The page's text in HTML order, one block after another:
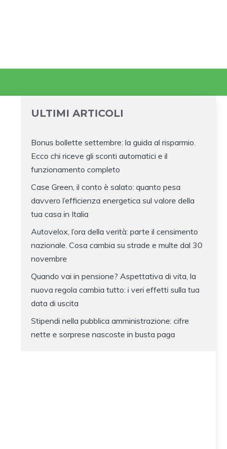
ULTIMI ARTICOLI
Bonus bollette settembre: la guida al risparmio.
Ecco chi riceve gli sconti automatici e il
funzionamento completo
Case Green, il conto è salato: quanto pesa
davvero l’efficienza energetica sul valore della
tua casa in Italia
Autovelox, l’ora della verità: parte il censimento
nazionale. Cosa cambia su strade e multe dal 30
novembre
Quando vai in pensione? Aspettativa di vita, la
nuova regola cambia tutto: i veri effetti sulla tua
data di uscita
Stipendi nella pubblica amministrazione: cifre
nette e sorprese nascoste in busta paga